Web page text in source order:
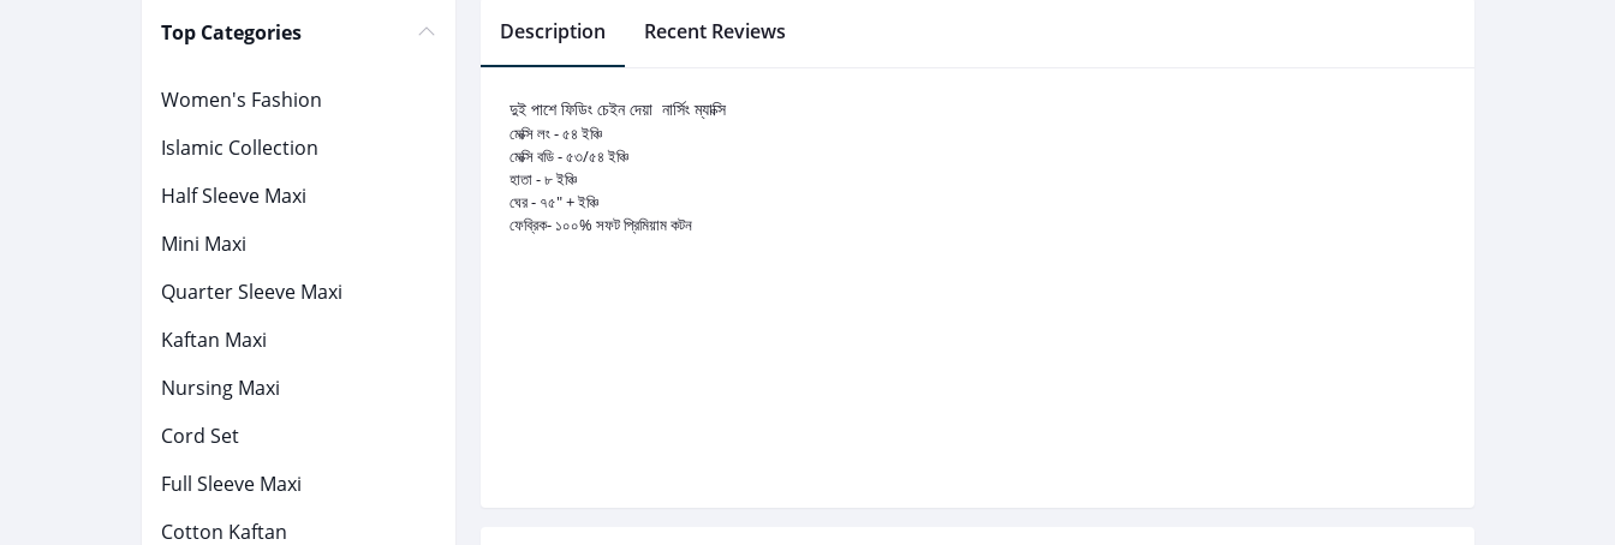
Top Categories
Women's Fashion
Islamic Collection
Half Sleeve Maxi
Mini Maxi
Quarter Sleeve Maxi
Kaftan Maxi
Nursing Maxi
Cord Set
Full Sleeve Maxi
Cotton Kaftan
Description Recent Reviews
দুই পাশে ফিডিং চেইন দেয়া নার্সিং ম্যাক্সি
মেক্সি লং - ৫৪ ইঞ্চি
মেক্সি বডি - ৫৩/৫৪ ইঞ্চি
হাতা - ৮ ইঞ্চি
ঘের - ৭৫" + ইঞ্চি
ফেব্রিক- ১০০% সফট প্রিমিয়াম কটন